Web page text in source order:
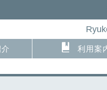
利用案